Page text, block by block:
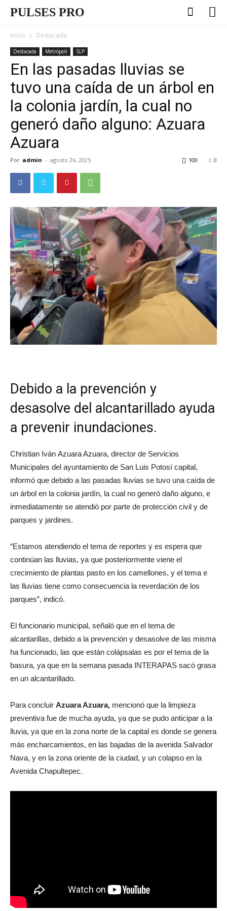
PULSES PRO
Inicio Destacada
Destacada Metrópoli SLP
En las pasadas lluvias se
tuvo una caída de un árbol en
la colonia jardín, la cual no
generó daño alguno: Azuara
Azuara
Por admin - agosto 26, 2025 0
100
Debido a la prevención y
desasolve del alcantarillado ayuda
a prevenir inundaciones.
Christian Iván Azuara Azuara, director de Servicios
Municipales del ayuntamiento de San Luis Potosí capital,
informó que debido a las pasadas lluvias se tuvo una caída de
un árbol en la colonia jardín, la cual no generó daño alguno, e
inmediatamente se atendió por parte de protección civil y de
parques y jardines.
“Estamos atendiendo el tema de reportes y es espera que
continúan las lluvias, ya que posteriormente viene el
crecimiento de plantas pasto en los camellones, y el tema e
las lluvias tiene como consecuencia la reverdación de los
parques”, indicó.
El funcionario municipal, señaló que en el tema de
alcantarillas, debido a la prevención y desasolve de las misma
ha funcionado, las que están colápsalas es por el tema de la
basura, ya que en la semana pasada INTERAPAS sacó grasa
en un alcantarillado.
Para concluir Azuara Azuara, mencionó que la limpieza
preventiva fue de mucha ayuda, ya que se pudo anticipar a la
lluvia, ya que en la zona norte de la capital es donde se genera
más encharcamientos, en las bajadas de la avenida Salvador
Nava, y en la zona oriente de la ciudad, y un colapso en la
Avenida Chapultepec.